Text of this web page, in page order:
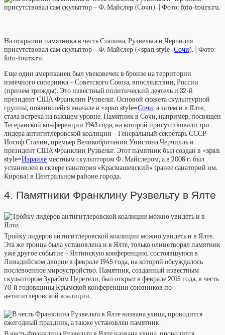
На открытии памятника в честь Сталина, Рузвельта и Черчилля
присутствовал сам скульптор – Ф. Майслер (<span style=Сочи). | Фото:
foto-tours.ru.
Еще один американец был увековечен в бронзе на территории
извечного соперника – Советского Союза, впоследствии, России
(причем трижды). Это известный политический деятель и 32-й
президент США Франклин Рузвельт. Основой сюжета скульптурной
группы, появившейся вначале в <span style=Сочи, а затем и в Ялте,
стала встреча на высшем уровне. Памятник в Сочи, например, посвящен
Тегеранской конференции 1943 года, на которой присутствовали три
лидера антигитлеровской коалиции – Генеральный секретарь СССР
Иосиф Сталин, премьер Великобритании Уинстона Черчилль и
президент США Франклин Рузвельт. Этот памятник был создан в <span
style=Израилеместным скульптором Ф. Майслером, а в 2008 г. был
установлен в сквере санатория «Красмашевский» (ранее санаторий им.
Кирова) в Центральном районе города.
4. Памятники Франклину Рузвельту в Ялте
Тройку лидеров антигитлеровской коалиции можно увидеть и в Ялте.
Эта же троица была установлена и в Ялте, только олицетворял памятник
уже другое событие – Ялтинскую конференцию, состоявшуюся в
Ливадийском дворце в феврале 1945 года, на которой обсуждалось
послевоенное мироустройство. Памятник, созданный известным
скульптором Зурабом Церетели, был открыт в феврале 2015 года, в честь
70-й годовщины Крымской конференции союзников по
антигитлеровской коалиции.